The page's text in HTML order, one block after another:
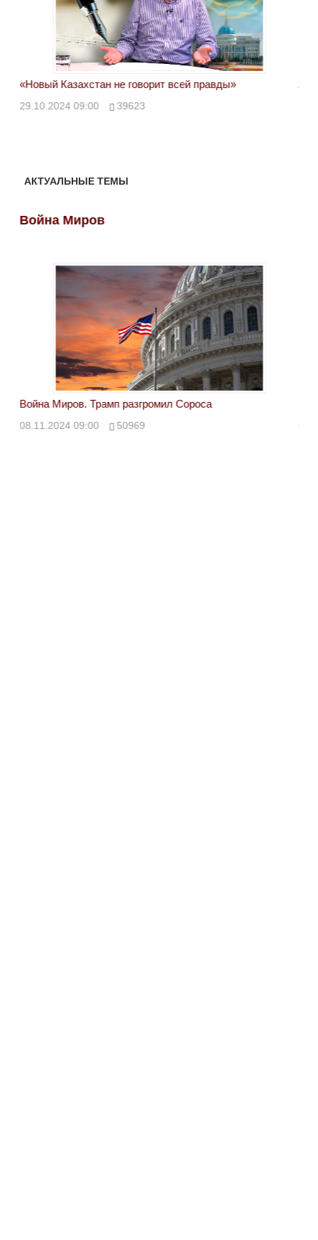
«Новый Казахстан не говорит всей правды»
29.10.2024 09:00 39623
АКТУАЛЬНЫЕ ТЕМЫ
Война Миров
Война Миров. Трамп разгромил Сороса
08.11.2024 09:00 50969